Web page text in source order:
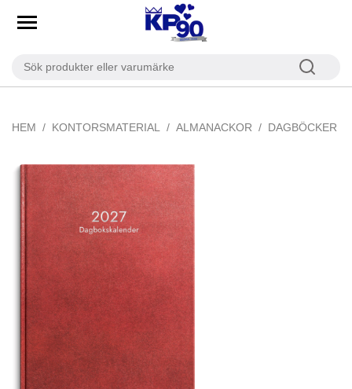
HEM KONTORSMATERIAL ALMANACKOR DAGBÖCKER